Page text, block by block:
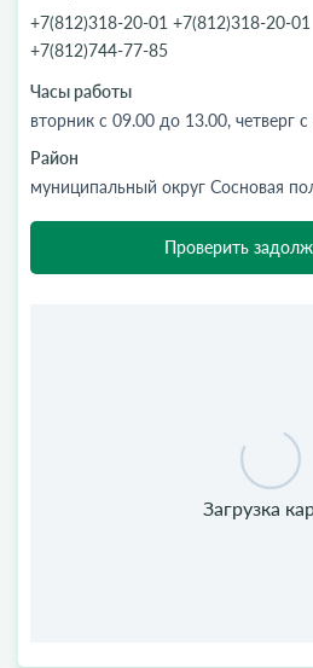
+7(812)318-20-01 +7(812)318-20-01
+7(812)744-77-85
Часы работы
вторник с 09.00 до 13.00, четверг
Район
муниципальный округ Сосновая
Проверить